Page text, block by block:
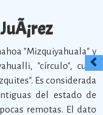
"Mizquiyahuala" y
"círculo", cuyo
Es considerada
del estado de
remotas. El dato